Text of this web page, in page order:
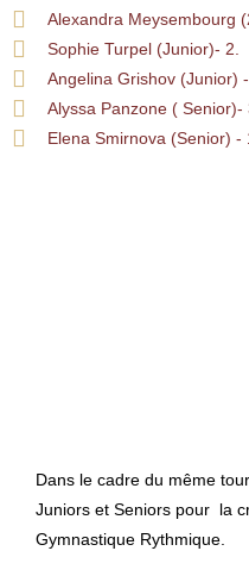
Alexandra Meysembourg
Sophie Turpel (Junior)- 2.
Angelina Grishov (Junior) -
Alyssa Panzone ( Senior)-
Elena Smirnova (Senior) -
Dans le cadre du même
Juniors et Seniors pour la
Gymnastique Rythmique.